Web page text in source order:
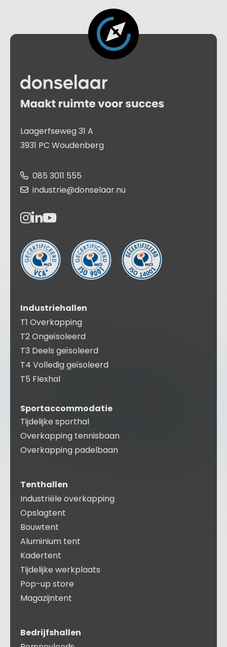
Laagerfseweg 31 A
3931 PC Woudenberg
085 3011 555
industrie@donselaar.nu
Industriehallen
T1 Overkapping
T2 Ongeïsoleerd
T3 Deels geïsoleerd
T4 Volledig geïsoleerd
T5 Flexhal
Sportaccommodatie
Tijdelijke sporthal
Overkapping tennisbaan
Overkapping padelbaan
Tenthallen
Industriële overkapping
Opslagtent
Bouwtent
Aluminium tent
Kadertent
Tijdelijke werkplaats
Pop-up store
Magazijntent
Bedrijfshallen